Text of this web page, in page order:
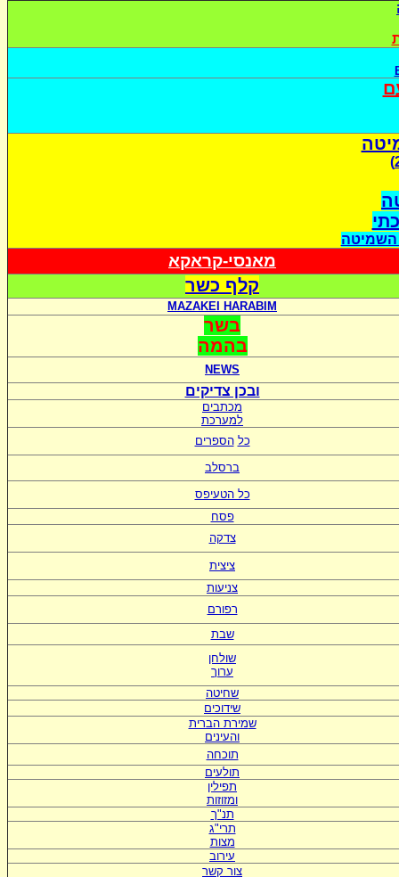
השמיטה
מאנסי-קראקא
קלף כשר
MAZAKEI HARABIM
בשר
בהמה
NEWS
ובכן צדיקים
מכתבים
למערכת
כל הספרים
ברסלב
כל הטעיפס
פסח
צדקה
ציצית
צניעות
רפורם
שבת
שולחן
ערוך
שחיטה
שידוכים
שמירת הברית
והעינים
תוכחה
תולעים
תפילין
ומזוזות
תנ"ך
תרי"ג
מצות
עירוב
צור קשר